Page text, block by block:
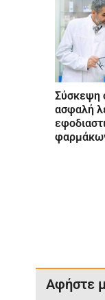
Σύσκεψη
ασφαλή
Αφήστε